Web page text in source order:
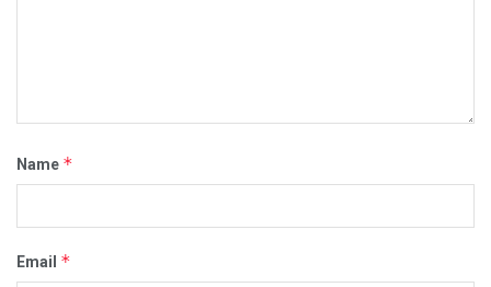
Name *
Email *